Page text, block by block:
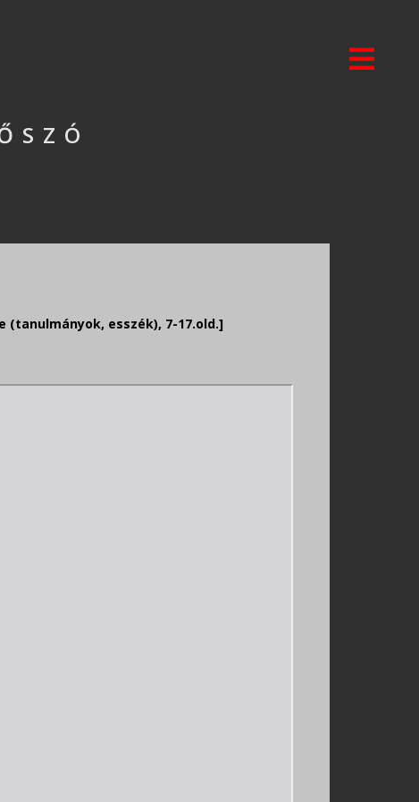
(tanulmányok, esszék), 7-17.old.]